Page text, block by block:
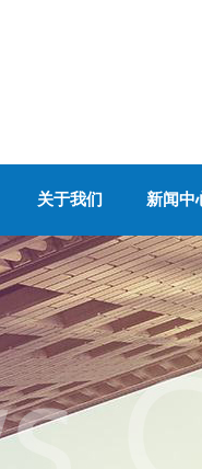
关于我们 新闻中